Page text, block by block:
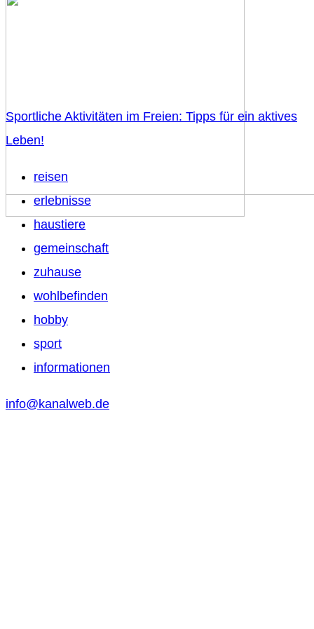
Sportliche Aktivitäten im Freien: Tipps für ein aktives
Leben!
reisen
erlebnisse
haustiere
gemeinschaft
zuhause
wohlbefinden
hobby
sport
informationen
info@kanalweb.de